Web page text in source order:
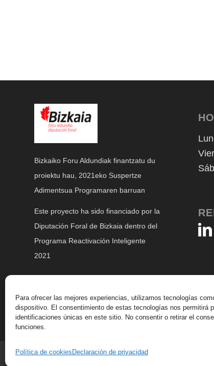
Para ofrecer las mejores experiencias, utilizamos tecnologías
dispositivo. El consentimiento de estas tecnologías nos permitirá
identificaciones únicas en este sitio. No consentir o retirar el
funciones.
Política de cookies Declaración de privacidad
Bizkaiko Foru Aldundiak finantzatu du
proiektu hau, 2021eko Suspertze
Adimentsua Programaren barruan
Este proyecto ha sido financiado por la
Diputación Foral de Bizkaia dentro del
Programa Reactivación Inteligente
2021
© Copyright - Jabones Calvo HER